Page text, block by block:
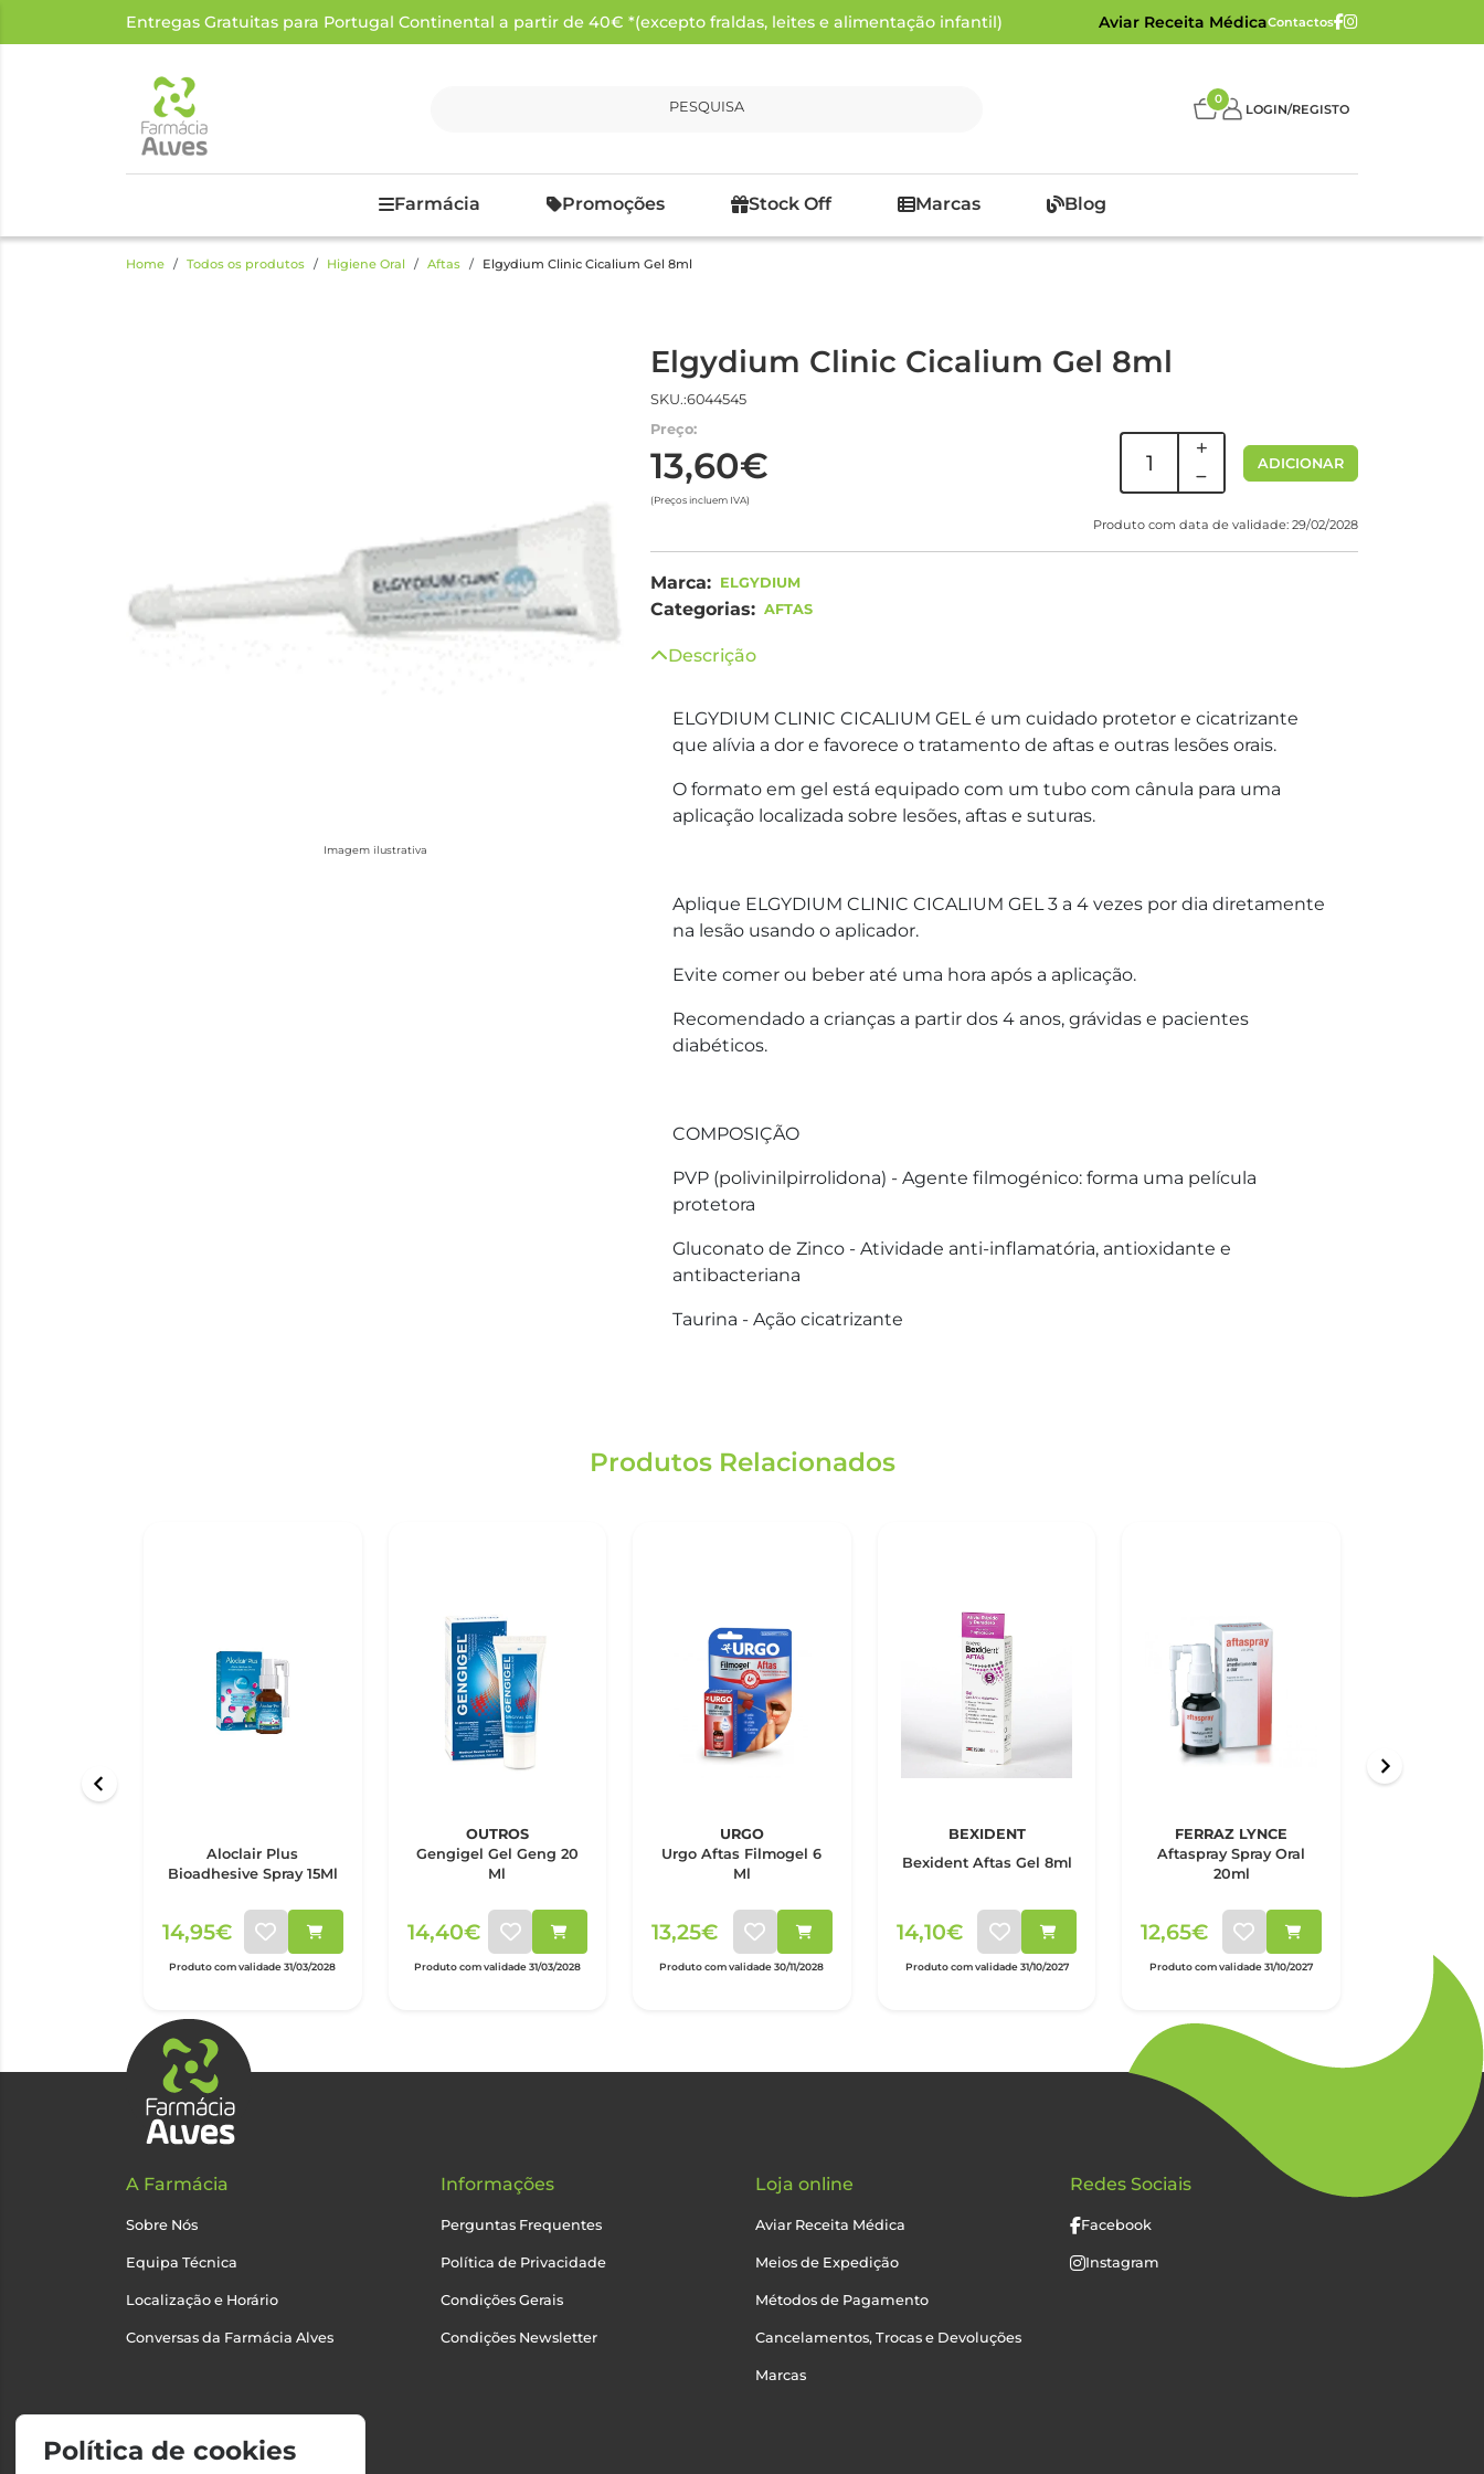
Entregas Gratuitas para Portugal Continental a partir de 40€ *(excepto fraldas, leites e alimentação infantil) Aviar Receita MédicaContactos
PESQUISA 0
LOGIN/REGISTO
Farmácia Promoções Stock Off Marcas Blog
Home Todos os produtos Higiene Oral Aftas Elgydium Clinic Cicalium Gel 8ml
Imagem ilustrativa
Elgydium Clinic Cicalium Gel 8ml
SKU.:6044545
Preço:
13,60€
(Preços incluem IVA)
ADICIONAR
Produto com data de validade: 29/02/2028
Marca: ELGYDIUM
Categorias: AFTAS
Descrição
ELGYDIUM CLINIC CICALIUM GEL é um cuidado protetor e cicatrizante
que alívia a dor e favorece o tratamento de aftas e outras lesões orais.
O formato em gel está equipado com um tubo com cânula para uma
aplicação localizada sobre lesões, aftas e suturas.
Aplique ELGYDIUM CLINIC CICALIUM GEL 3 a 4 vezes por dia diretamente
na lesão usando o aplicador.
Evite comer ou beber até uma hora após a aplicação.
Recomendado a crianças a partir dos 4 anos, grávidas e pacientes
diabéticos.
COMPOSIÇÃO
PVP (polivinilpirrolidona) - Agente filmogénico: forma uma película
protetora
Gluconato de Zinco - Atividade anti-inflamatória, antioxidante e
antibacteriana
Taurina - Ação cicatrizante
Produtos Relacionados
Aloclair Plus
Bioadhesive Spray 15Ml
14,95€
Produto com validade 31/03/2028
OUTROS
Gengigel Gel Geng 20
Ml
14,40€
Produto com validade 31/03/2028
URGO
Urgo Aftas Filmogel 6
Ml
13,25€
Produto com validade 30/11/2028
BEXIDENT
Bexident Aftas Gel 8ml
14,10€
Produto com validade 31/10/2027
FERRAZ LYNCE
Aftaspray Spray Oral
20ml
12,65€
Produto com validade 31/10/2027 Produto com
A Farmácia
Sobre Nós
Equipa Técnica
Localização e Horário
Conversas da Farmácia Alves
Informações
Perguntas Frequentes
Política de Privacidade
Condições Gerais
Condições Newsletter
Loja online
Aviar Receita Médica
Meios de Expedição
Métodos de Pagamento
Cancelamentos, Trocas e Devoluções
Marcas
Redes Sociais
Facebook
Instagram
Política de cookies